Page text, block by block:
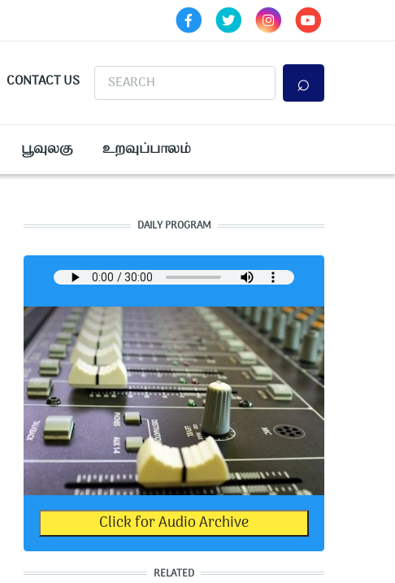
CONTACT US Search
பூவுலகு உறவுப்பாலம்
DAILY PROGRAM
Click for Audio Archive
RELATED